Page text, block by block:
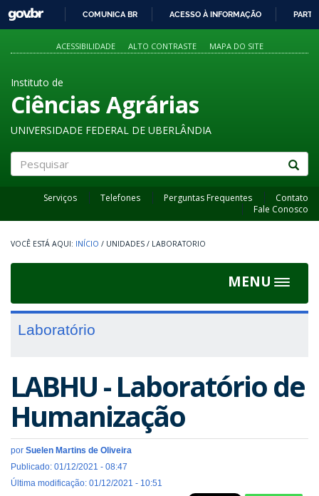
PARA
O
GOVBR
COMUNICA BR ACESSO À INFORMAÇÃO
ACESSIBILIDADE ALTO CONTRASTE MAPA DO SITE
Instituto de
Ciências Agrárias
UNIVERSIDADE FEDERAL DE UBERLÂNDIA
Serviços Telefones Perguntas Frequentes
Contato
Fale Conosco
INÍCIO / UNIDADES / LABORATORIO
MENU
Toggle
Laboratório
LABHU - Laboratório de
Humanização
por Suelen Martins de Oliveira
Publicado: 01/12/2021 - 08:47
Última modificação: 01/12/2021 - 10:51